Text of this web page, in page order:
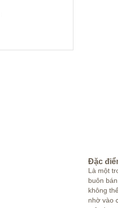
Đặc
Là một
buôn
không
nhờ vào